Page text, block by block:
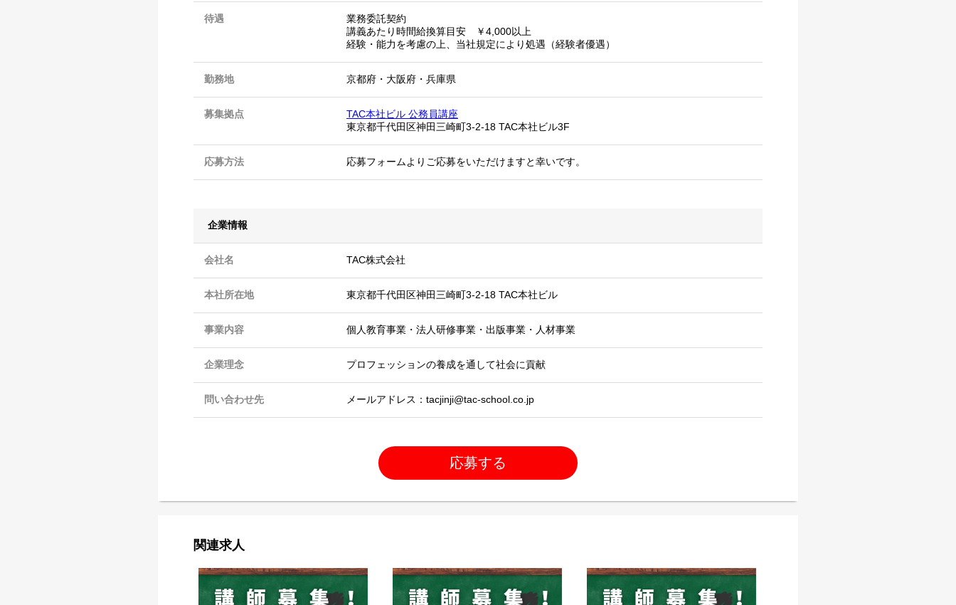
待遇
業務委託契約
講義あたり時間給換算目安 ￥4,000以上
経験・能力を考慮の上、当社規定により処遇（経験者優遇）
勤務地 京都府 ・ 大阪府 ・ 兵庫県
募集拠点
TAC本社ビル 公務員講座
東京都千代田区神田三崎町3-2-18 TAC本社ビル3F
応募方法 応募フォームよりご応募をいただけますと幸いです。
企業情報
会社名 TAC株式会社
本社所在地 東京都千代田区神田三崎町3-2-18 TAC本社ビル
事業内容 個人教育事業・法人研修事業・出版事業・人材事業
企業理念 プロフェッションの養成を通して社会に貢献
問い合わせ先 メールアドレス：tacjinji@tac-school.co.jp
応募する
関連求人